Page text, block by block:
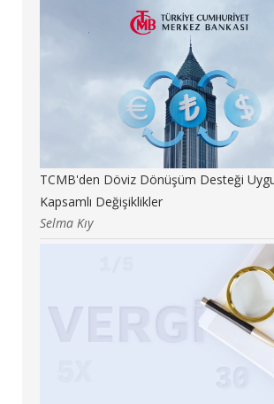
TCMB'den Döviz Dönüşüm Desteği
Kapsamlı Değişiklikler
Selma Kıy